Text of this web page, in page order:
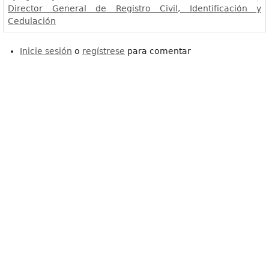
Director General de Registro Civil, Identificación y
Cedulación
Inicie sesión o regístrese para comentar